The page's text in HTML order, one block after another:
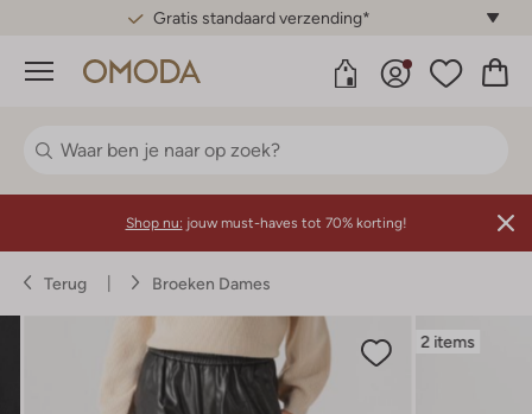
Gratis standaard verzending*
Menu
Shop nu: jouw must-haves tot 70% korting!
Terug Broeken Dames
2 items